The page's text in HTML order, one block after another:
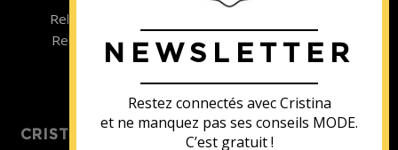
Relooking homme
Relooking femme
ENTREPRISE
Formations
CRISTINA SOUTIENT
NEWSLETTER
Restez connectés avec Cristina
et ne manquez pas ses conseils MODE.
C’est gratuit !